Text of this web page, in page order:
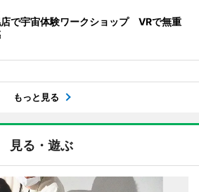
で宇宙体験ワークショップ VRで無重
もっと見る
見る・遊ぶ